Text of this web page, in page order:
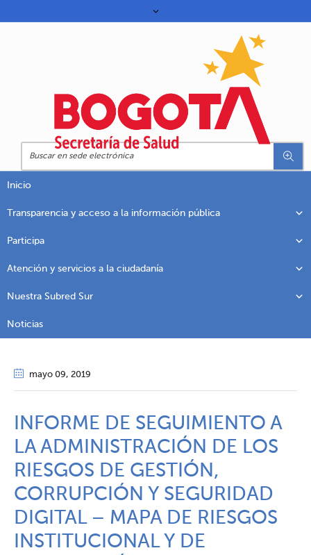
Inicio
Transparencia y acceso a la información pública
Participa
Atención y servicios a la ciudadanía
Nuestra Subred Sur
Noticias
mayo 09, 2019
INFORME DE SEGUIMIENTO A
LA ADMINISTRACIÓN DE LOS
RIESGOS DE GESTIÓN,
CORRUPCIÓN Y SEGURIDAD
DIGITAL – MAPA DE RIESGOS
INSTITUCIONAL Y DE